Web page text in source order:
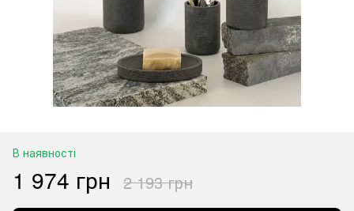
В наявності
1 974 грн 2 193 грн